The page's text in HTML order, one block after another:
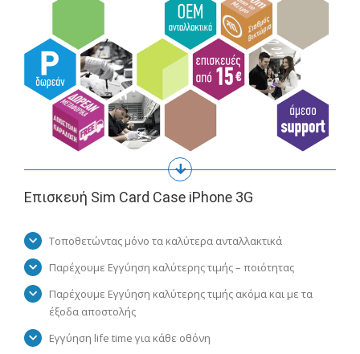
Επισκευή Sim Card Case iPhone 3G
Τοποθετώντας μόνο τα καλύτερα ανταλλακτικά
Παρέχουμε Εγγύηση καλύτερης τιμής – ποιότητας
Παρέχουμε Εγγύηση καλύτερης τιμής ακόμα και με τα
έξοδα αποστολής
Εγγύηση life time για κάθε οθόνη